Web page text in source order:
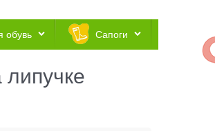
обувь Сапоги